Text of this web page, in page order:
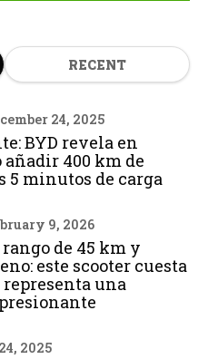
RECENT
24, 2025
BYD revela en
400 km de
5 minutos de carga
9, 2026
rango de 45 km y
este scooter cuesta
representa una
2025